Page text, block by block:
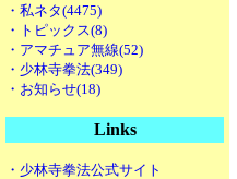
・私ネタ(4475)
・トピックス(8)
・アマチュア無線(52)
・少林寺拳法(349)
・お知らせ(18)
Links
・少林寺拳法公式サイト